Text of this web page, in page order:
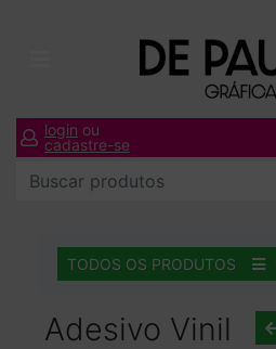
login ou
cadastre-se
TODOS OS PRODUTOS
Adesivo Vinil